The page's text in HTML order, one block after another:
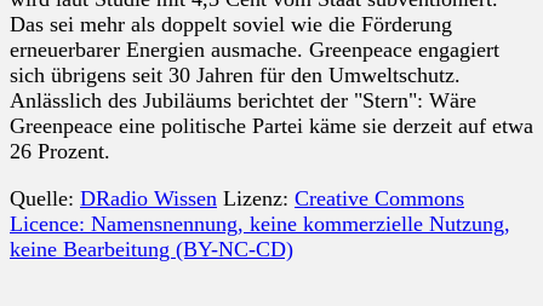
Das sei mehr als doppelt soviel wie die Förderung
erneuerbarer Energien ausmache. Greenpeace engagiert
sich übrigens seit 30 Jahren für den Umweltschutz.
Anlässlich des Jubiläums berichtet der "Stern": Wäre
Greenpeace eine politische Partei käme sie derzeit auf etwa
26 Prozent.
Quelle: DRadio Wissen Lizenz: Creative Commons
Licence: Namensnennung, keine kommerzielle Nutzung,
keine Bearbeitung (BY-NC-CD)